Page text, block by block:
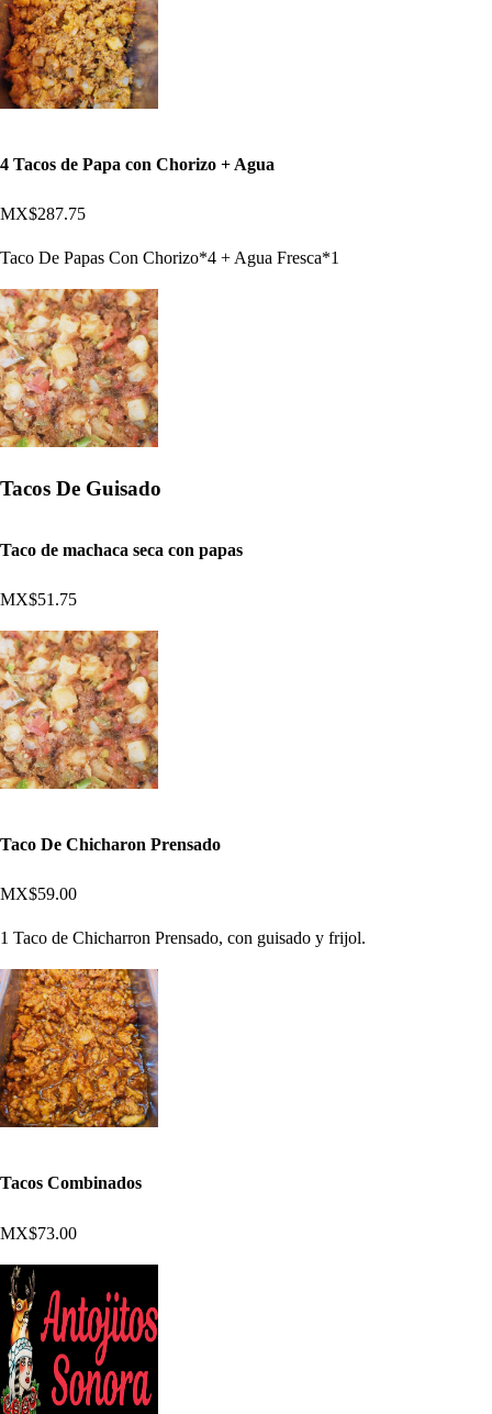
4 Tacos de Papa con Chorizo + Agua
MX$287.75
Taco De Papas Con Chorizo*4 + Agua Fresca*1
Tacos De Guisado
Taco de machaca seca con papas
MX$51.75
Taco De Chicharon Prensado
MX$59.00
1 Taco de Chicharron Prensado, con guisado y frijol.
Tacos Combinados
MX$73.00